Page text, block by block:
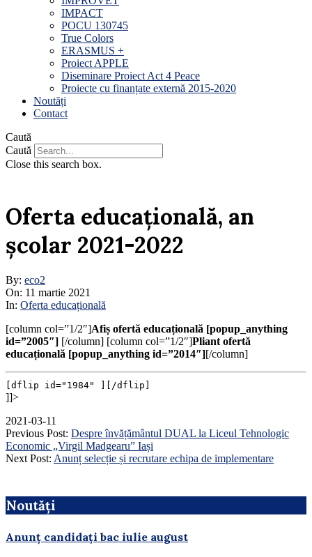
IMPACT
POCU 130745
True Colors
ERASMUS +
Proiect APPLE
Diseminare Proiect Act 4 Peace
Proiecte cu finanțate externă 2015-2020
Noutăți
Contact
Caută
Caută
Close this search box.
Oferta educațională, an
școlar 2021-2022
By: eco2
On: 11 martie 2021
In: Oferta educațională
[column col=”1/2″]Afiș ofertă educațională [popup_anything
id=”2005″] [/column] [column col=”1/2″]Pliant ofertă
educațională [popup_anything id=”2014″][/column]
[dflip id="1984" ][/dflip]
]]>
2021-03-11
Previous Post: Despre învățământul DUAL la Liceul Tehnologic
Economic „Virgil Madgearu” Iași
Next Post: Anunț selecție și recrutare echipa de implementare
Noutăți
Anunț candidați bac iulie august